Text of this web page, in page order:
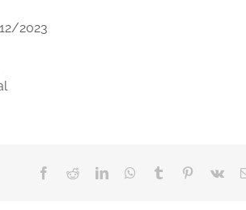
2023
Facebook
RedditLinkedInWhatsApp
Tumblr Pinterest
Vk